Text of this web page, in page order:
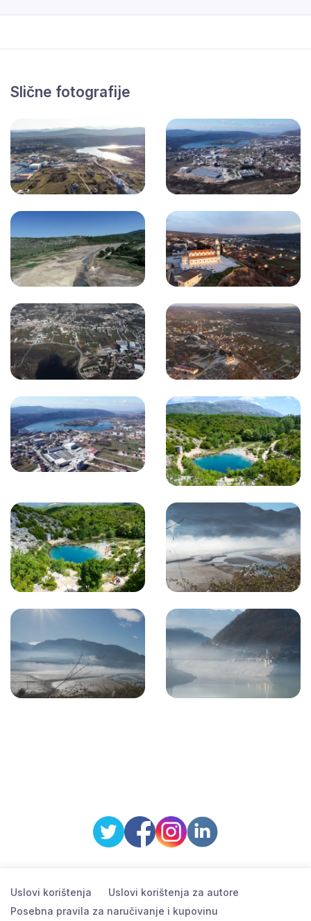
Slične fotografije
Uslovi korištenja
Uslovi korištenja za autore
Posebna pravila za naručivanje i kupovinu